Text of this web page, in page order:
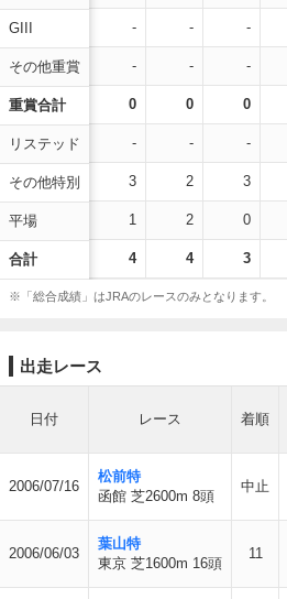
GIII
その他重賞
重賞合計
リステッド
その他特別
平場
合計
- - -
- - -
0 0 0
- - -
3 2 3
1 2 0
4 4 3
※「総合成績」はJRAのレースのみとなります。
出走レース
日付 レース 着順
2006/07/16
松前特
函館 芝2600m 8頭
中止
2006/06/03
葉山特
東京 芝1600m 16頭
11